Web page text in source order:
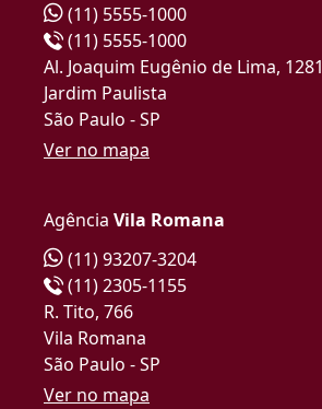
(11) 5555-1000
(11) 5555-1000
Al. Joaquim Eugênio de Lima, 1281
Jardim Paulista
São Paulo - SP
Ver no mapa
Agência Vila Romana
(11) 93207-3204
(11) 2305-1155
R. Tito, 766
Vila Romana
São Paulo - SP
Ver no mapa